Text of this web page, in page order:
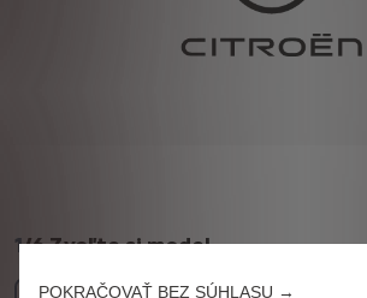
1/6 Zvoľte si model
POKRAČOVAŤ BEZ SÚHLASU →